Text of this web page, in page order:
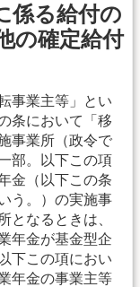
係る給付の
の確定給付
事業主等」とい
条において「移
事業所（政令で
部。以下この項
金（以下この条
う。）の実施事
となるときは、
年金が基金型企
下この項におい
年金の事業主等